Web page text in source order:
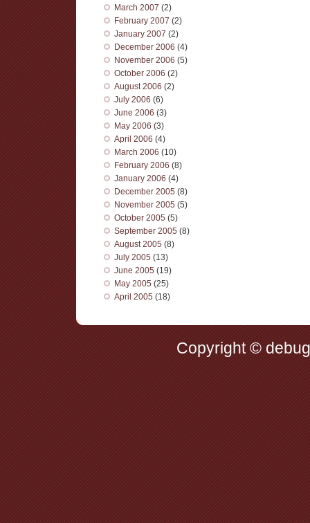
March 2007 (2)
February 2007 (2)
January 2007 (2)
December 2006 (4)
November 2006 (5)
October 2006 (2)
August 2006 (2)
July 2006 (6)
June 2006 (3)
May 2006 (3)
April 2006 (4)
March 2006 (10)
February 2006 (8)
January 2006 (4)
December 2005 (8)
November 2005 (5)
October 2005 (5)
September 2005 (8)
August 2005 (8)
July 2005 (13)
June 2005 (19)
May 2005 (25)
April 2005 (18)
Copyright ©